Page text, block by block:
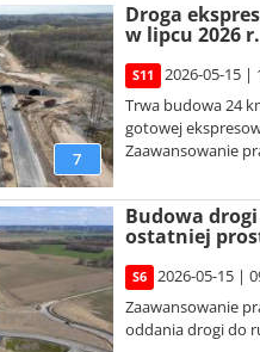
7
Droga
w lipcu 2026 r.
S11
2026-05-15 |
Trwa budowa 24
gotowej
Zaawansowanie
Budowa
ostatniej
S6
2026-05-15 |
Zaawansowanie
oddania drogi do